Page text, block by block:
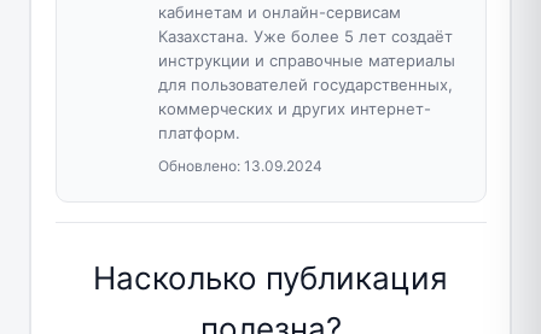
кабинетам и онлайн-сервисам
Казахстана. Уже более 5 лет создаёт
инструкции и справочные материалы
для пользователей государственных,
коммерческих и других интернет-
платформ.
Обновлено: 13.09.2024
Насколько публикация